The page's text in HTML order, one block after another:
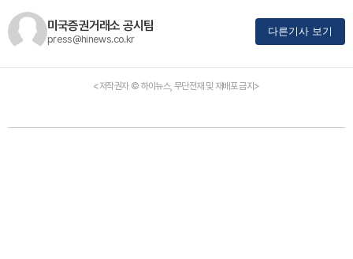
미국증권거래소 공시팀
press@hinews.co.kr
다른기사 보기
<저작권자 © 하이뉴스, 무단전재 및 재배포 금지>